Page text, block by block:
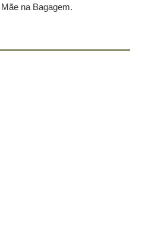
na Bagagem.